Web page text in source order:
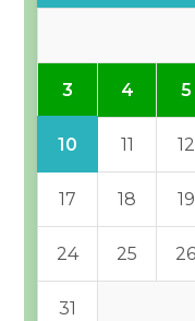
3 4 5
10 11 12
17 18 19
24 25 26
31